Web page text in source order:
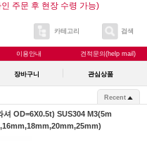
주문 후 현장 수령 가능)
카테고리 검색
이용안내 견적문의(help mail)
장바구니 관심상품
Recent
OD=6X0.5t) SUS304 M3(5m